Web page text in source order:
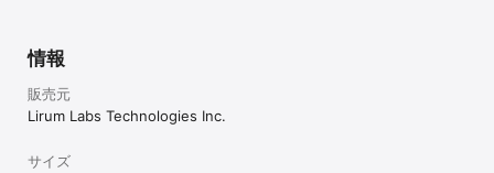
情報
販売元
Lirum Labs Technologies Inc.
サイズ